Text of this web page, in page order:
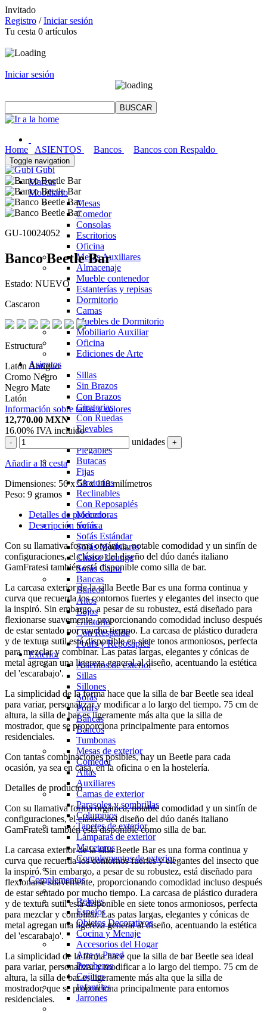
Invitado
Registro /Iniciar sesión
Tu cesta 0 artículos
Iniciar sesión
Toggle navigation
Marcas
Mobiliario
Mesas
Comedor
Consolas
Escritorios
Oficina
Mesas Auxiliares
Almacenaje
Mueble contenedor
Estanterías y repisas
Dormitorio
Camas
Muebles de Dormitorio
Mobiliario Auxiliar
Oficina
Ediciones de Arte
Asientos
Sillas
Sin Brazos
Con Brazos
Giratorias
Con Ruedas
Elevables
Apilables
Plegables
Butacas
Fijas
Giratorios
Reclinables
Con Reposapiés
Mecedoras
Sofás
Sofás Estándar
Sofás Modulares
Chaise Lounge
Sofás Cama
Bancas
Bancos
Altos
Bajos
Giratorio
Con Respaldo
Poufs y Reposapiés
Exterior
Asientos de exterior
Sillas
Sillones
Sofás
Poufs
Bancas
Bancos
Tumbonas
Mesas de exterior
Comedor
Altas
Auxiliares
Camas de exterior
Parasoles y sombrillas
Columpios
Tapetes de exterior
Lámparas de exterior
Maceteros
Complementos de exterior
Complementos
Relojes
Espejos
Objetos Decorativos
Cocina y Menaje
Accesorios del Hogar
Arte y Pared
Percheros
Cojines
Infantiles
Jarrones
Home ASIENTOS Bancos
Bancos con Respaldo
Gubi
GU-10024052
Banco Beetle Bar
Estado: NUEVO
Cascaron
Estructura
Latón Antiguo
Cromo Negro
Negro Mate
Latón
Información sobre tallas y colores
12,770.00 MXN
16.00% IVA incluido
- unidades +
Añadir a la cesta
Dimensiones: 56 x 58 x 118 milímetros
Peso: 9 gramos
Detalles de producto
Descripción técnica
Con su llamativa forma orgánica, notable comodidad y un sinfín de
configuraciones, el clásico del diseño del dúo danés italiano
GamFratesi también está disponible como silla de bar.
La carcasa exterior de la silla Beetle Bar es una forma continua y
curva que recuerda los contornos fuertes y elegantes del insecto que
la inspiró. Sin embargo, a pesar de su robustez, está diseñado para
flexionarse suavemente, proporcionando comodidad incluso después
de estar sentado por mucho tiempo. La carcasa de plástico duradera
y de textura sutil está disponible en siete tonos armoniosos, perfecta
para mezclar y combinar. Las patas largas, elegantes y cónicas de
metal agregan una ligereza general al diseño, acentuando la estética
del 'escarabajo'.
La simplicidad de la forma hace que la silla de bar Beetle sea ideal
para variar, personalizar y modificar a lo largo del tiempo. 75 cm de
altura, la silla de bar es ligeramente más alta que la silla de
mostrador, que se proporciona principalmente para entornos
residenciales.
Con tantas combinaciones posibles, hay un Beetle para cada
ocasión, ya sea en casa, en la oficina o en la hostelería.
Detalles de producto
Con su llamativa forma orgánica, notable comodidad y un sinfín de
configuraciones, el clásico del diseño del dúo danés italiano
GamFratesi también está disponible como silla de bar.
La carcasa exterior de la silla Beetle Bar es una forma continua y
curva que recuerda los contornos fuertes y elegantes del insecto que
la inspiró. Sin embargo, a pesar de su robustez, está diseñado para
flexionarse suavemente, proporcionando comodidad incluso después
de estar sentado por mucho tiempo. La carcasa de plástico duradera
y de textura sutil está disponible en siete tonos armoniosos, perfecta
para mezclar y combinar. Las patas largas, elegantes y cónicas de
metal agregan una ligereza general al diseño, acentuando la estética
del 'escarabajo'.
La simplicidad de la forma hace que la silla de bar Beetle sea ideal
para variar, personalizar y modificar a lo largo del tiempo. 75 cm de
altura, la silla de bar es ligeramente más alta que la silla de
mostrador, que se proporciona principalmente para entornos
residenciales.